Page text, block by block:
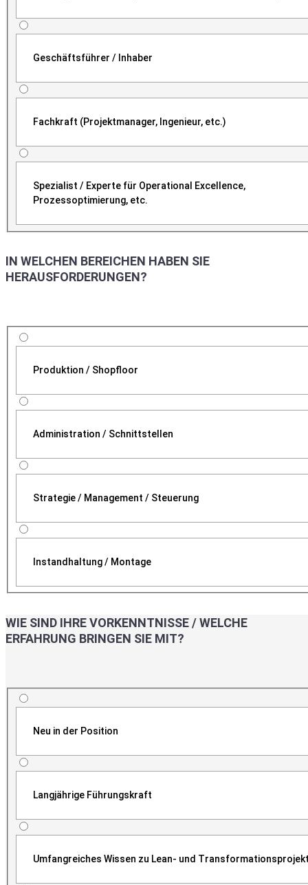
Geschäftsführer / Inhaber
Fachkraft (Projektmanager, Ingenieur, etc.)
Spezialist / Experte für Operational Excellence,
Prozessoptimierung, etc.
IN WELCHEN BEREICHEN HABEN SIE
HERAUSFORDERUNGEN?
Produktion / Shopfloor
Administration / Schnittstellen
Strategie / Management / Steuerung
Instandhaltung / Montage
WIE SIND IHRE VORKENNTNISSE / WELCHE
ERFAHRUNG BRINGEN SIE MIT?
Neu in der Position
Langjährige Führungskraft
Umfangreiches Wissen zu Lean- und